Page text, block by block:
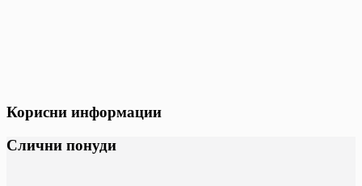
Корисни информации
Слични понуди